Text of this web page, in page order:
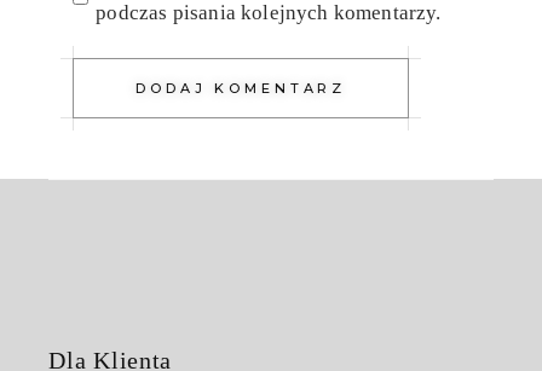
podczas pisania kolejnych komentarzy.
DODAJ KOMENTARZ
Dla Klienta